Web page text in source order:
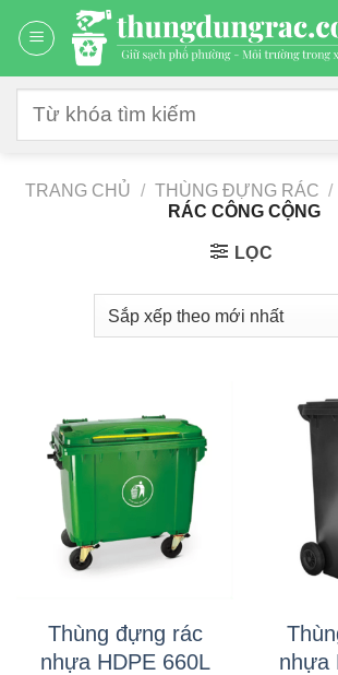
đến
dung
kiếm:
TRANG CHỦ / THÙNG ĐỰNG RÁC /
RÁC CÔNG CỘNG
LỌC
Thùng đựng rác
nhựa HDPE 660L
nhựa